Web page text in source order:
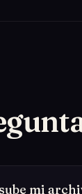
sube mi